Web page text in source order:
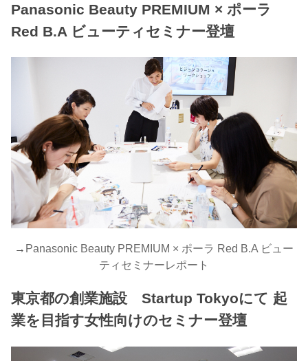
Panasonic Beauty PREMIUM × ポーラ
Red B.A ビューティセミナー登壇
→ Panasonic Beauty PREMIUM × ポーラ Red B.A ビュー
ティセミナーレポート
東京都の創業施設 Startup Tokyoにて 起
業を目指す女性向けのセミナー登壇